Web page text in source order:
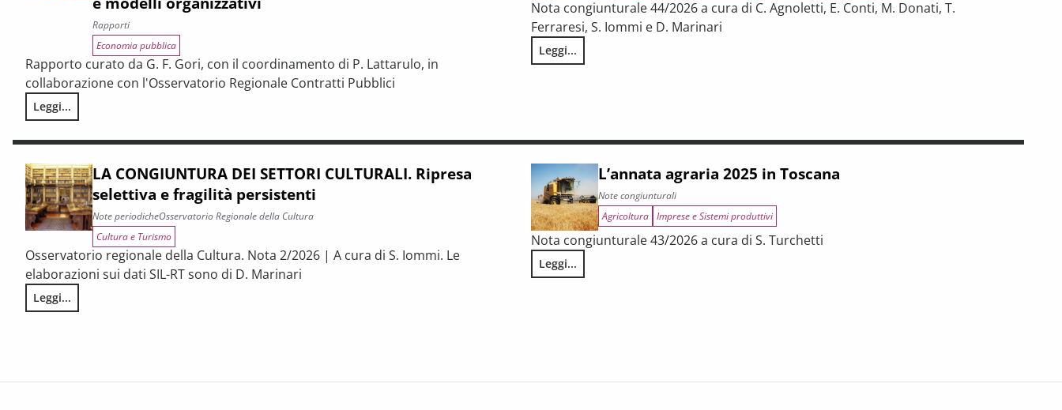
Rapporti
Economia pubblica
Rapporto curato da G. F. Gori, con il coordinamento di P. Lattarulo, in
collaborazione con l'Osservatorio Regionale Contratti Pubblici
Leggi...
I CONTRATTI PUBBLICI AL TERMINE DEL PNRR – Andamento congiunturale e trasformazioni strutturali del procurement pubblico tra riforme, digitalizzazione e modelli organizzativi
Nota congiunturale 44/2026 a cura di C. Agnoletti, E. Conti, M. Donati, T.
Ferraresi, S. Iommi e D. Marinari
Leggi...
LA CONGIUNTURA NELLE PROVINCE TOSCANE
LA CONGIUNTURA DEI SETTORI CULTURALI. Ripresa
selettiva e fragilità persistenti
Note periodicheOsservatorio Regionale della Cultura
Cultura e Turismo
Osservatorio regionale della Cultura. Nota 2/2026 | A cura di S. Iommi. Le
elaborazioni sui dati SIL-RT sono di D. Marinari
Leggi...
LA CONGIUNTURA DEI SETTORI CULTURALI. Ripresa selettiva e fragilità persistenti
L’annata agraria 2025 in Toscana
Note congiunturali
Agricoltura Imprese e Sistemi produttivi
Nota congiunturale 43/2026 a cura di S. Turchetti
Leggi...
L’annata agraria 2025 in Toscana